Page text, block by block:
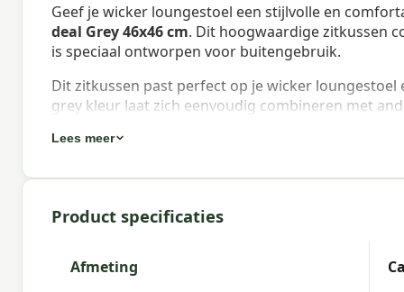
Geef je wicker loungestoel een stijlvolle en
deal Grey 46x46 cm. Dit hoogwaardige zitkussen
is speciaal ontworpen voor buitengebruik.
Dit zitkussen past perfect op je wicker
grey kleur laat zich eenvoudig combineren met
Eigenschappen Madison wicker Flex
Waterafstotend:Niet waterafstotend. Het wordt
Onderhoudstips
Lees meer
Product specificaties
Afmeting